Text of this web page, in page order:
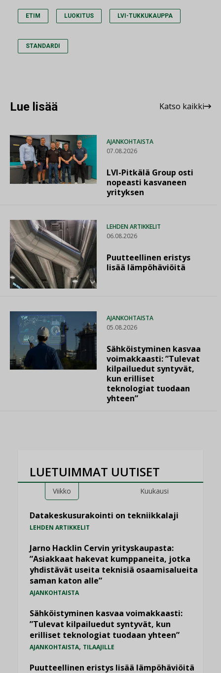
ETIM LUOKITUS LVI-TUKKUKAUPPA
STANDARDI
Lue lisää Katso kaikki
AJANKOHTAISTA
07.08.2026
LVI-Pitkälä Group osti
nopeasti kasvaneen
yrityksen
LEHDEN ARTIKKELIT
06.08.2026
Puutteellinen eristys
lisää lämpöhäviöitä
AJANKOHTAISTA
05.08.2026
Sähköistyminen kasvaa
voimakkaasti: ”Tulevat
kilpailuedut syntyvät,
kun erilliset
teknologiat tuodaan
yhteen”
LUETUIMMAT UUTISET
Viikko Kuukausi
Datakeskusurakointi on tekniikkalaji
LEHDEN ARTIKKELIT
Jarno Hacklin Cervin yrityskaupasta:
”Asiakkaat hakevat kumppaneita, jotka
yhdistävät useita teknisiä osaamisalueita
saman katon alle”
AJANKOHTAISTA
Sähköistyminen kasvaa voimakkaasti:
”Tulevat kilpailuedut syntyvät, kun
erilliset teknologiat tuodaan yhteen”
AJANKOHTAISTA, TILAAJILLE
Puutteellinen eristys lisää lämpöhäviöitä